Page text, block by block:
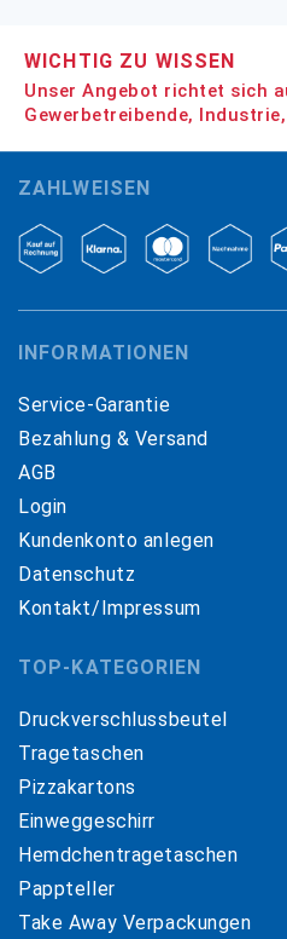
WICHTIG ZU WISSEN
Unser Angebot richtet sich
Gewerbetreibende,
ZAHLWEISEN
INFORMATIONEN
Service-Garantie
Bezahlung & Versand
AGB
Login
Kundenkonto anlegen
Datenschutz
Kontakt/Impressum
TOP-KATEGORIEN
Druckverschlussbeutel
Tragetaschen
Pizzakartons
Einweggeschirr
Hemdchentragetaschen
Pappteller
Take Away Verpackungen